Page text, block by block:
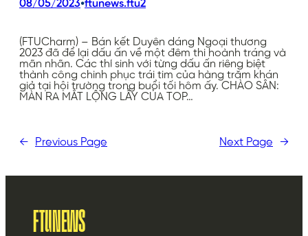
08/05/2023•ftunews.ftu2
(FTUCharm) – Bán kết Duyên dáng Ngoại thương
2023 đã để lại dấu ấn về một đêm thi hoành tráng và
mãn nhãn. Các thí sinh với từng dấu ấn riêng biệt
thành công chinh phục trái tim của hàng trăm khán
giả tại hội trường trong buổi tối hôm ấy. CHÀO SÂN:
MÀN RA MẮT LỘNG LẪY CỦA TOP…
← Previous Page Next Page →
FTUNEWS